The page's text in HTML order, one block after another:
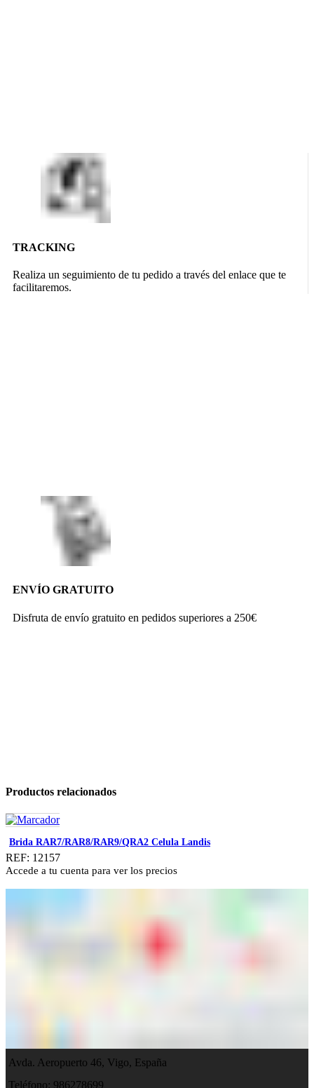
TRACKING
Realiza un seguimiento de tu pedido a través del enlace que te
facilitaremos.
ENVÍO GRATUITO
Disfruta de envío gratuito en pedidos superiores a 250€
Productos relacionados
Brida RAR7/RAR8/RAR9/QRA2 Celula Landis
REF: 12157
Accede a tu cuenta para ver los precios
Avda. Aeropuerto 46, Vigo, España
Teléfono: 986278699